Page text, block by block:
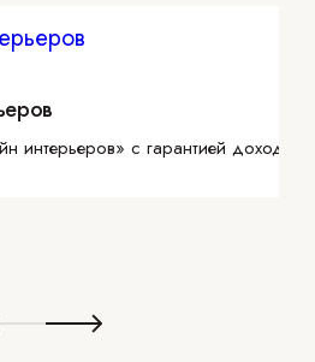
интерьеров» с гарантией дохода